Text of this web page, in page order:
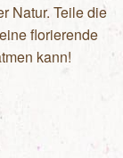
Natur. Teile die
florierende
kann!